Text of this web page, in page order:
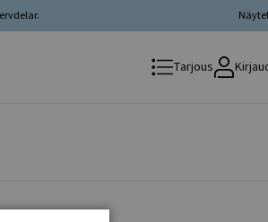
Tarjous